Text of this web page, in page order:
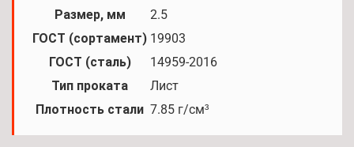
Размер, мм
2.5
ГОСТ (сортамент) 19903
ГОСТ (сталь)
14959-2016
Тип проката
Лист
Плотность стали 7.85 г/см³